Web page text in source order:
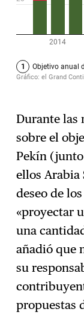
Durante las
sobre el
Pekín
ellos
deseo de
«proyectar
una
añadió que
su
propuestas